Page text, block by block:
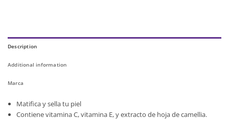
Description
Additional information
Marca
Matifica y sella tu piel
Contiene vitamina C, vitamina E, y extracto de hoja de camellia.